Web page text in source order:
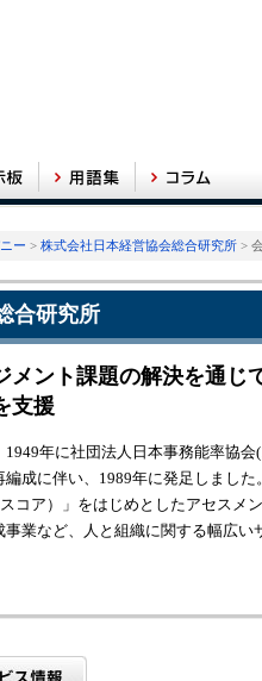
ー > 株式会社日本経営協会総合研究所 >
合研究所
メント課題の解決を通じ
支援
1949年に社団法人日本事務能率協
編成に伴い、1989年に発足しまし
コア）」をはじめとしたアセスメ
事業など、人と組織に関する幅広い